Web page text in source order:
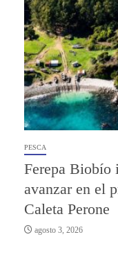
PESCA
Ferepa Biobío
avanzar en el
Caleta Perone
agosto 3, 2026